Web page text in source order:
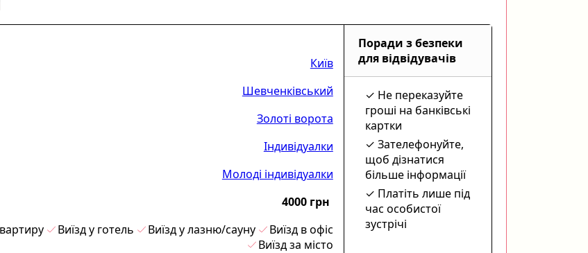
Київ
Шевченківський
Золоті ворота
Індивідуалки
Молоді індивідуалки
4000 грн
Виїзд у готель Виїзд у лазню/сауну
Виїзд в офіс
Виїзд за місто
Поради з безпеки
для відвідувачів
Не переказуйте
гроші на банківські
картки
Зателефонуйте,
щоб дізнатися
більше інформації
Платіть лише під
час особистої
зустрічі